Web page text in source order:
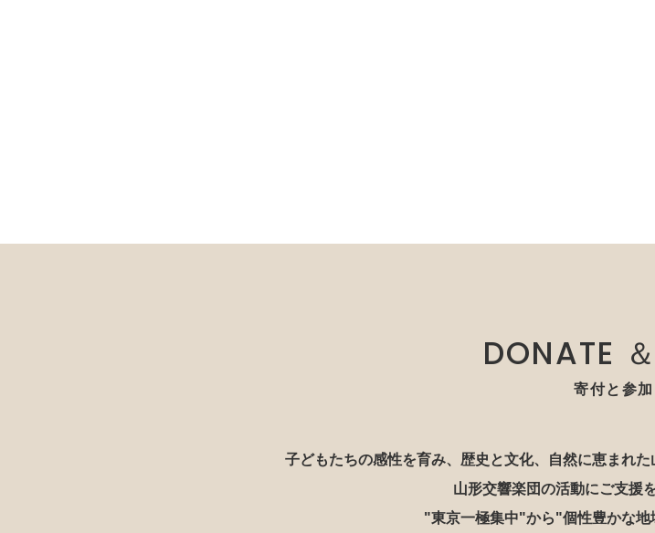
DONATE
寄付と参加
子どもたちの感性を育み、歴史と文化、自然に恵まれ
山形交響楽団の活動にご支援
"東京一極集中"から"個性豊かな